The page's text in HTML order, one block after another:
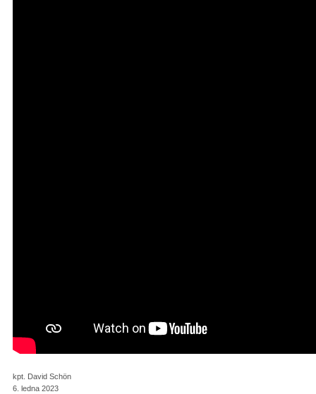
kpt. David Schön
6. ledna 2023